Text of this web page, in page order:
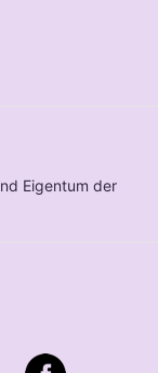
Eigentum der